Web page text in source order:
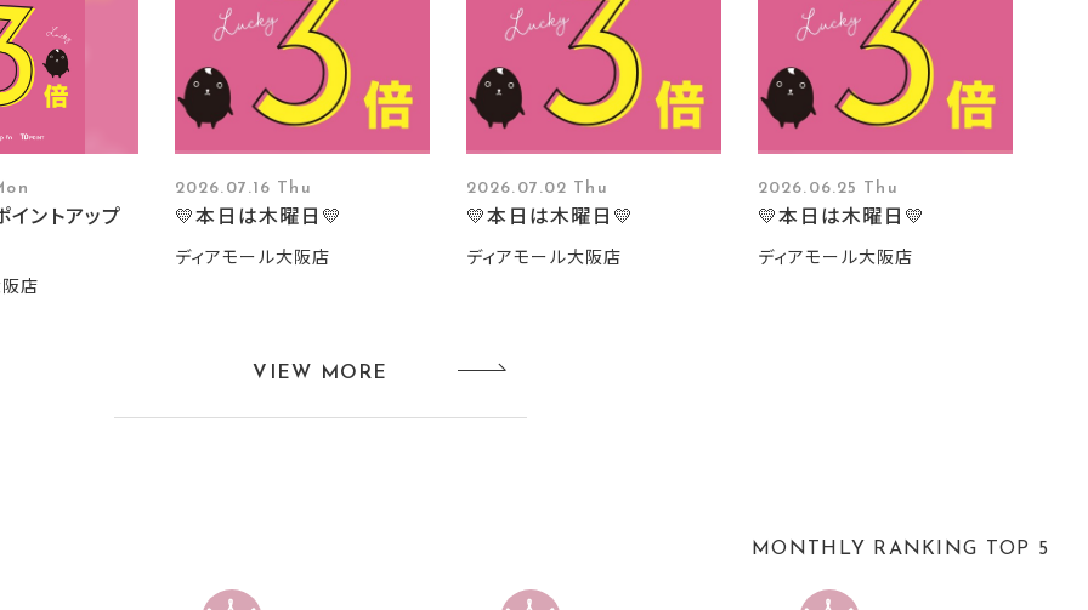
ントアップ
店
2026.07.16 Thu
💛本日は木曜日💛
ディアモール大阪店
2026.07.02 Thu
💛本日は木曜日💛
ディアモール大阪店
2026.06.25 Thu
💛本日は木曜日💛
ディアモール大阪店
VIEW MORE
MONTHLY RANKING TOP 5